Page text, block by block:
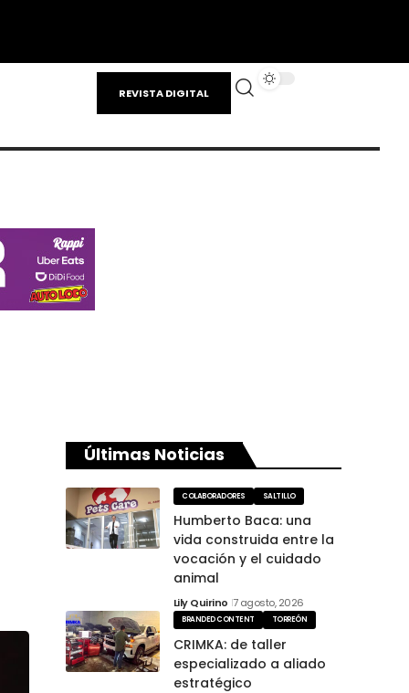
REVISTA DIGITAL
Últimas Noticias
COLABORADORES SALTILLO
Humberto Baca: una
vida construida entre la
vocación y el cuidado
animal
Lily Quirino 7 agosto, 2026
BRANDED CONTENT TORREÓN
CRIMKA: de taller
especializado a aliado
estratégico